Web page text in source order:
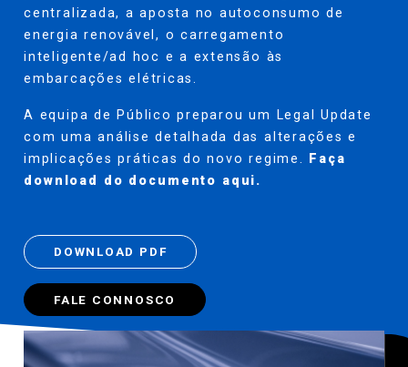
centralizada, a aposta no autoconsumo de
energia renovável, o carregamento
inteligente/ad hoc e a extensão às
embarcações elétricas.
A equipa de Público preparou um Legal Update
com uma análise detalhada das alterações e
implicações práticas do novo regime.
Faça
download do documento aqui.
DOWNLOAD PDF
FALE CONNOSCO